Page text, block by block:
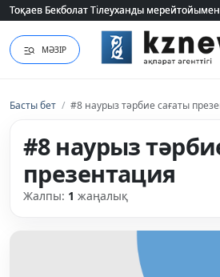
Тоқаев Бекболат Тілеуханды
Тоқаев Бекболат Тілеуханды
МӘЗІР
Басты бет / #8 наурыз тәрбие сағаты
#8 наурыз
презентация
Жалпы: 1 жаңалық